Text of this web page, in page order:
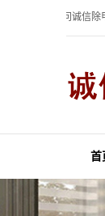
欢迎访问诚信除
首